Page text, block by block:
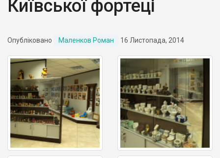
Київської фортеці
Опубліковано Маленков Роман 16 Листопада, 2014